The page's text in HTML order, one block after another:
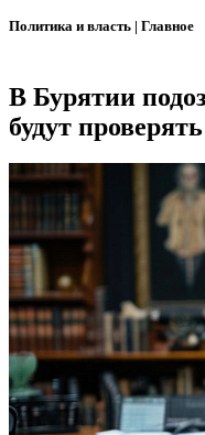
Политика и власть | Главное
В Бурятии
будут